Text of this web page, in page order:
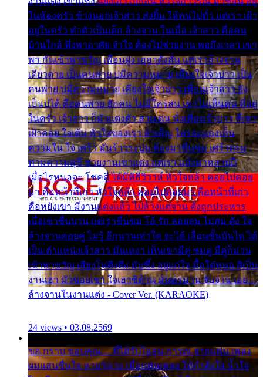
ในห้องครัว ข้างนอกเจ้าสาว ส่งยิ้ม ให้คนไปทั่ว แต่เรา เฝ้า
อยู่ในครัว ทำตัวเป็นเด็ก ล้างจาน ในเมื่อ เจ้าสาว คือคน
บ้านใกล้ พึ่งพาอาศัย จำใจ ต้องไปช่วยงาน พอถึงเวลา เขา
พา กันเข้าพาขวัญ เพื่อนฝูง เฮฮาดังลั่น แต่เราล้างจาน
เดียวดาย เป็นคนพ่าย บ่มีความหมาย เคียงใจเจ้าบ่าว เป็น
คนพ่าย บ่มีความหมาย เคียงใจเจ้าบ่าว เพื่อนเจ้าสาว ยัง
เป็นบ่ได้ คือคนพ่าย ฮักคน ไม่มีใครสน เขาไม่เห็นคน ที่อยู่
ในครัว เจ้าสาว ก็มัวแต่งตัว สวยเด่น นั่งเคียงเจ้าบ่าว ที่เขา
เฝ้าคอย ใจเต้น หัวใจของเรา ลำเค็ญ ใครจะมองเห็น
ความใน ใจ เศร้า มันร้าวระบม ต้องมาขื่นขม เศร้าตรม
ท่ามความสุขี ช่วยงานเขาแต่ง แต่เรา แล้งมาหลายปี
เมื่อไรหนอจะ โชคดี ได้มีพิธีวิวาห์ หัวใจหล้า คอยไปคอย
มา คือหน้าที่เก่า หัวใจหล้า คอยไปคอยมา คือหน้าที่เก่า
คือหยังเขา มีงานแต่งแล้ว ไปล้างแต่จาน ดั่งถูกประหาร
เมื่อเขาชื่นบาน แต่เราขื่นขม โอ้ รัก ลอยลม ไม่สม ดัง ใจ
ล้างจานคอยคู่ ไม่รู้ อีกนานเท่าใด จะได้ เลื่อนขั้นบันได ได้
เป็น ตำแหน่งเจ้าสาว มันเหงา เห็นเขามีคู่ ซมดู มีคู่ก็ม่วน
เข้าพาขวัญ เสียงโห่ตึงตึง มันซึ้ง อยู่แก่ใจ มื้อใด๋หนอ สิเป็น
งานเฮา มัวซอยเขา ใจเฮาซิด้าน มันทรมาน จับจาน เอย…
ล้างจานในงานแต่ง - Cover Ver. (KARAOKE)
24 views • 03.08.2569
ขอ กราบ ขอบคุณ.... ที่ได้รับไออุ่น การุณ จากแฟน เพลง
ผมแสนชื่นใจ หายวังเวง เมื่อแฟนเพลง ให้กำลังใจ น้ำใจ